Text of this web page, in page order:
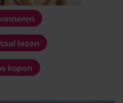
lezen
kopen